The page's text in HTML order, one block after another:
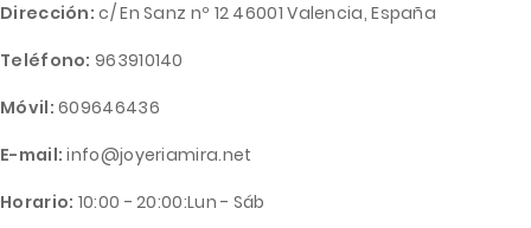
Dirección: c/ En Sanz nº 12 46001 Valencia, España
Teléfono: 963910140
Móvil: 609646436
E-mail: info@joyeriamira.net
Horario: 10:00 - 20:00:Lun - Sáb